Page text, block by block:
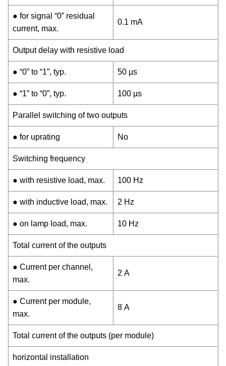
● for signal “0” residual
current, max.
0.1 mA
Output delay with resistive load
● “0” to “1”, typ. 50 µs
● “1” to “0”, typ. 100 µs
Parallel switching of two outputs
● for uprating No
Switching frequency
● with resistive load, max. 100 Hz
● with inductive load, max. 2 Hz
● on lamp load, max. 10 Hz
Total current of the outputs
● Current per channel,
max.
2 A
● Current per module,
max.
8 A
Total current of the outputs (per module)
horizontal installation